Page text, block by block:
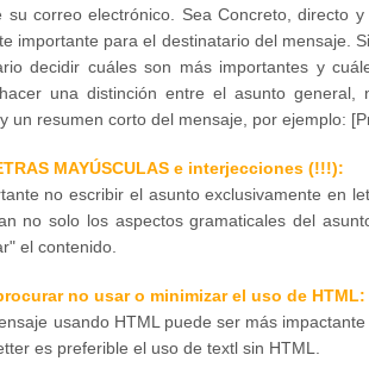
su correo electrónico. Sea Concreto, directo
importante para el destinatario del mensaje.
decidir cuáles son más importantes y
una distinción entre el asunto general,
un resumen corto del mensaje, por ejemplo:
MAYÚSCULAS e interjecciones (!!!):
no escribir el asunto exclusivamente en
no solo los aspectos gramaticales del
el contenido.
no usar o minimizar el uso de HTML:
usando HTML puede ser más
es preferible el uso de textl sin HTML.